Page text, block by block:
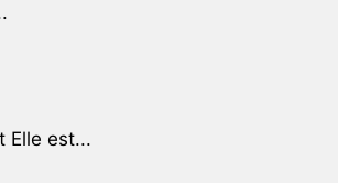
Elle est...